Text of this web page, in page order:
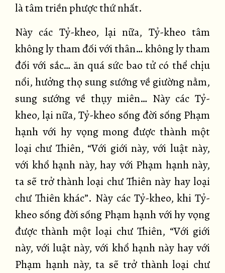
là tâm triền phược thứ nhất.
Này các Tỷ-kheo, lại nữa, Tỷ-kheo tâm
không ly tham đối với thân… không ly tham
đối với sắc… ăn quá sức bao tử có thể chịu
nổi, hưởng thọ sung sướng về giường nằm,
sung sướng về thụy miên… Này các Tỷ-
kheo, lại nữa, Tỷ-kheo sống đời sống Phạm
hạnh với hy vọng mong được thành một
loại chư Thiên, “Với giới này, với luật này,
với khổ hạnh này, hay với Phạm hạnh này,
ta sẽ trở thành loại chư Thiên này hay loại
chư Thiên khác”. Này các Tỷ-kheo, khi Tỷ-
kheo sống đời sống Phạm hạnh với hy vọng
được thành một loại chư Thiên, “Với giới
này, với luật này, với khổ hạnh này hay với
Phạm hạnh này, ta sẽ trở thành loại chư